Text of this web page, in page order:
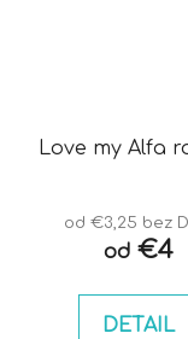
Love my Alfa
od €3,25 bez
od€4
DETAIL